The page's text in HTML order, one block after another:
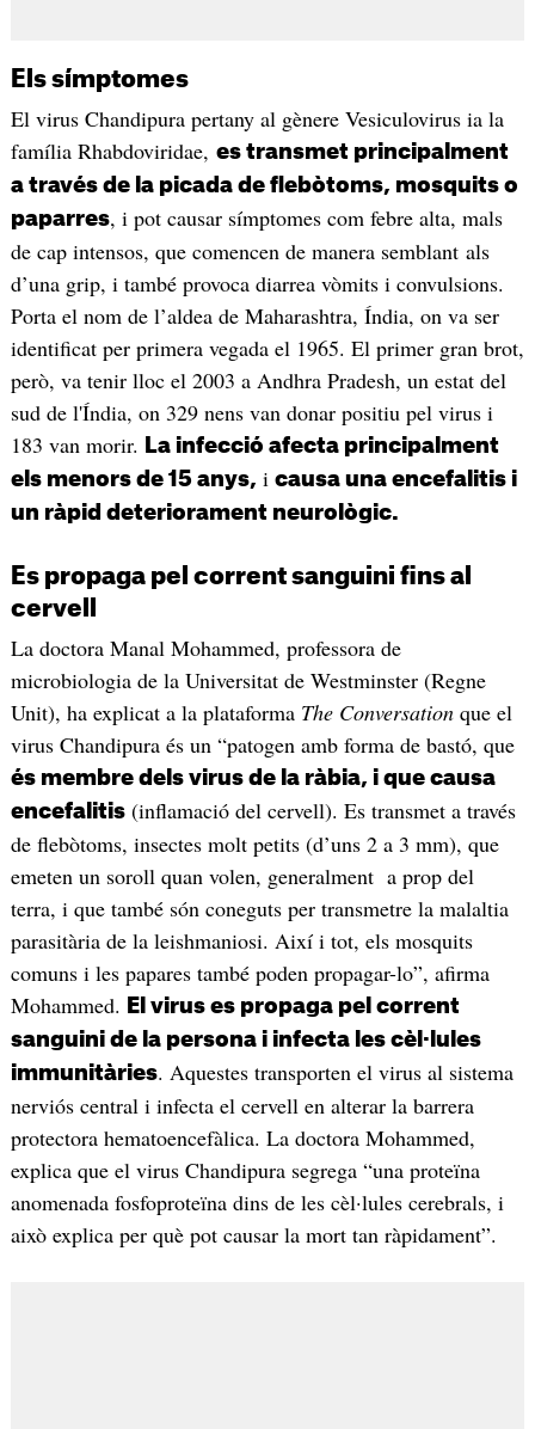
Els símptomes
El virus Chandipura pertany al gènere Vesiculovirus ia la
família Rhabdoviridae, es transmet principalment
a través de la picada de flebòtoms, mosquits o
paparres, i pot causar símptomes com febre alta, mals
de cap intensos, que comencen de manera semblant als
d’una grip, i també provoca diarrea vòmits i convulsions.
Porta el nom de l’aldea de Maharashtra, Índia, on va ser
identificat per primera vegada el 1965. El primer gran brot,
però, va tenir lloc el 2003 a Andhra Pradesh, un estat del
sud de l'Índia, on 329 nens van donar positiu pel virus i
183 van morir.
La infecció afecta principalment
els menors de 15 anys, i causa una encefalitis i
un ràpid deteriorament neurològic.
Es propaga pel corrent sanguini fins al
cervell
La doctora Manal Mohammed, professora de
microbiologia de la Universitat de Westminster (Regne
Unit), ha explicat a la plataforma The Conversationque el
virus Chandipura és un “patogen amb forma de bastó, que
és membre dels virus de la ràbia, i que causa
encefalitis(inflamació del cervell). Es transmet a través
de flebòtoms, insectes molt petits (d’uns 2 a 3 mm), que
emeten un soroll quan volen, generalment a prop del
terra, i que també són coneguts per transmetre la malaltia
parasitària de la leishmaniosi. Així i tot, els mosquits
comuns i les papares també poden propagar-lo”, afirma
Mohammed.
El virus es propaga pel corrent
sanguini de la persona i infecta les cèl·lules
immunitàries. Aquestes transporten el virus al sistema
nerviós central i infecta el cervell en alterar la barrera
protectora hematoencefàlica. La doctora Mohammed,
explica que el virus Chandipura segrega “una proteïna
anomenada fosfoproteïna dins de les cèl·lules cerebrals, i
això explica per què pot causar la mort tan ràpidament”.